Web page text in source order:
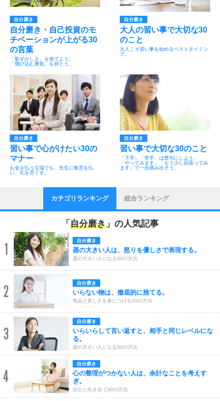
自分磨き
自分磨き・自己投資のモ
チベーションが上がる30
の言葉
「恥ずかしさ」を捨てよう。
「飛び込む勇気」を持とう。
自分磨き
大人の習い事で大切な30
のこと
大人こそ習い事を始めるベストタイミン
グ。
自分磨き
習い事で心がけたい30の
マナー
お金を払う立場でも、先生に敬意を払
い、礼を尽くす。
自分磨き
習い事で大切な30のこと
「下手」「苦手」は禁句にしよう。
「やってみます」「もう少し頑張ってみ
ます」で一歩踏み出そう。
カテゴリランキング 総合ランキング
「 自分磨き 」の人気記事
1 自分磨き
器の大きい人は、怒りを優しさで表現する。
器の大きい人になる30の方法
2 自分磨き
いらない物は、徹底的に捨てる。
気品と美しさを身につける30の方法
3
自分磨き
いらいらして言い返すと、相手と同じレベルにな
る。
器の大きい人になる30の方法
4
自分磨き
心の整理がつかない人は、余計なことを考えす
ぎ。
自分と向き合う30の方法